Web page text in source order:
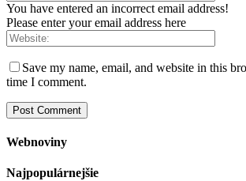
You have entered an incorrect email address!
Please enter your email address here
Save my name, email, and website in this
time I comment.
Webnoviny
Najpopulárnejšie